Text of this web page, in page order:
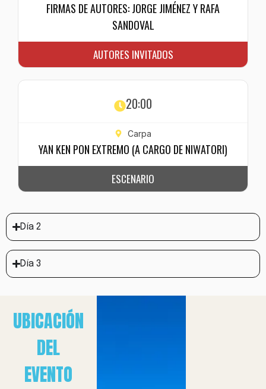
FIRMAS DE AUTORES: JORGE JIMÉNEZ Y RAFA
SANDOVAL
AUTORES INVITADOS
20:00
Carpa
YAN KEN PON EXTREMO (A CARGO DE NIWATORI)
ESCENARIO
Día 2
Día 3
UBICACIÓN
DEL
EVENTO